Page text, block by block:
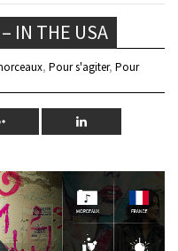
IN THE USA
, Pour s'agiter, Pour